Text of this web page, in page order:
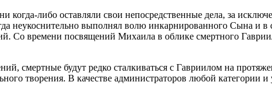
либо оставляли свои непосредственные дела, за
неукоснительно выполнял волю инкарнированного Сына и
времени посвящений Михаила в облике смертного
смертные будут редко сталкиваться с Гавриилом на
творения. В качестве администраторов любой категории